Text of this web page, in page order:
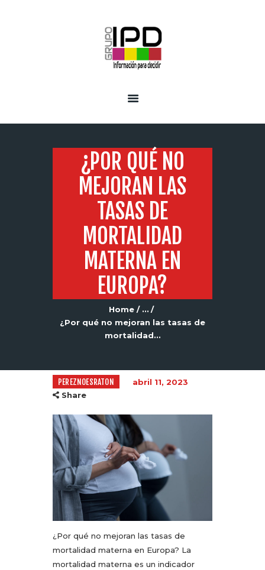
¿POR QUÉ NO
MEJORAN LAS
TASAS DE
MORTALIDAD
MATERNA EN
EUROPA?
Home
...
¿Por qué no mejoran las tasas de
mortalidad...
PEREZNOESRATON
abril 11, 2023
Share
¿Por qué no mejoran las tasas de
mortalidad materna en Europa? La
mortalidad materna es un indicador